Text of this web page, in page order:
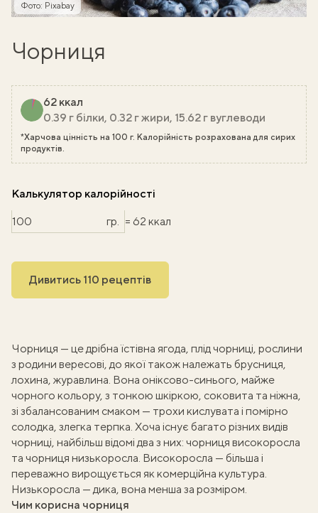
Фото: Pixabay
Чорниця
62 ккал
0.39 г білки, 0.32 г жири, 15.62 г вуглеводи
*Харчова цінність на 100 г. Калорійність розрахована для сирих
продуктів.
Калькулятор калорійності
гр. = 62 ккал
Дивитись 110 рецептів
Чорниця — це дрібна їстівна ягода, плід чорниці, рослини
з родини вересові, до якої також належать брусниця,
лохина, журавлина. Вона оніксово-синього, майже
чорного кольору, з тонкою шкіркою, соковита та ніжна,
зі збалансованим смаком — трохи кислувата і помірно
солодка, злегка терпка. Хоча існує багато різних видів
чорниці, найбільш відомі два з них: чорниця високоросла
та чорниця низькоросла. Високоросла — більша і
переважно вирощується як комерційна культура.
Низькоросла — дика, вона менша за розміром.
Чим корисна чорниця